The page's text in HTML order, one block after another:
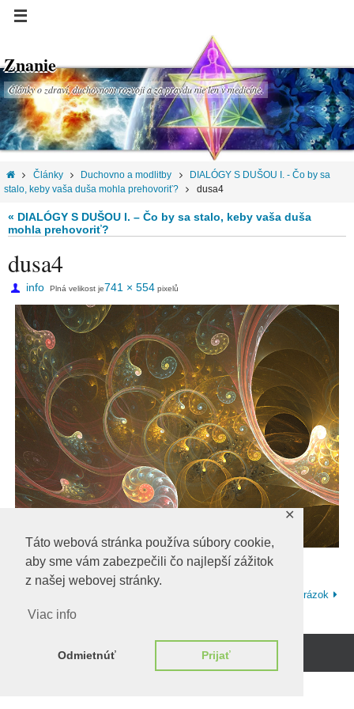
Táto webová stránka používa súbory cookie,
aby sme vám zabezpečili čo najlepší zážitok
z našej webovej stránky.
Viac info
Odmietnúť Prijať
✕
Znanie
Články o zdraví, duchovnom rozvoji a za pravdu nie len v medicíne.
Články Duchovno a modlitby
DIALÓGY S DUŠOU I. - Čo by sa
stalo, keby vaša duša mohla prehovoriť?
dusa4
« DIALÓGY S DUŠOU I. – Čo by sa stalo, keby vaša duša
mohla prehovoriť?
dusa4
info Plná velikost je741 × 554 pixelů
Ďalší obrázok
WordPress.